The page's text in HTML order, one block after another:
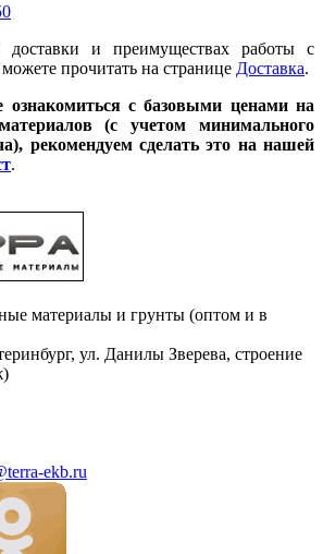
доставки и преимуществах работы с
прочитать на странице Доставка.
с базовыми ценами на
(с учетом минимального
рекомендуем сделать это на нашей
.
материалы и грунты (оптом и в
ул. Данилы Зверева, строение
ekb.ru